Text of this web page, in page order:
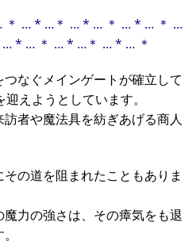
＊ … * …＊ … * … ＊ … * … ＊ …
* … ＊ … * …＊ … * … ＊
なぐメインゲートが確立して
えようとしています。
者や魔法具を紡ぎあげる商人
の道を阻まれたこともありま
力の強さは、その瘴気をも退